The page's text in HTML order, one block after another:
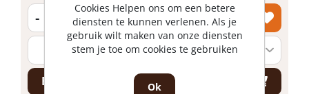
- +
Bestel nu!
Cookies Helpen ons om een betere
diensten te kunnen verlenen. Als je
gebruik wilt maken van onze diensten
stem je toe om cookies te gebruiken
Ok